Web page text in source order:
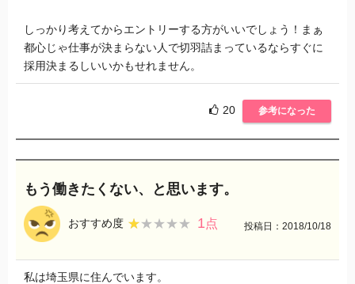
しっかり考えてからエントリーする方がいいでしょう！まぁ
都心じゃ仕事が決まらない人で切羽詰まっているならすぐに
採用決まるしいいかもせれません。
20 参考になった
もう働きたくない、と思います。
おすすめ度 ★★★★★
★★★★★ 1点 投稿日：2018/10/18
私は埼玉県に住んでいます。